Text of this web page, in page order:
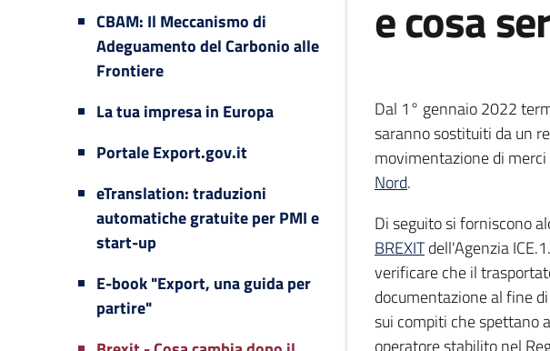
CBAM: Il Meccanismo di
Adeguamento del Carbonio alle
Frontiere
La tua impresa in Europa
Portale Export.gov.it
eTranslation: traduzioni
automatiche gratuite per PMI e
start-up
E-book "Export, una guida per
partire"
e cosa
Dal 1° gennaio 2022
saranno sostituiti da un
movimentazione di
Nord.
Di seguito si forniscono
BREXITdell'Agenzia
verificare che il
documentazione al fine
sui compiti che spettano
operatore stabilito nel